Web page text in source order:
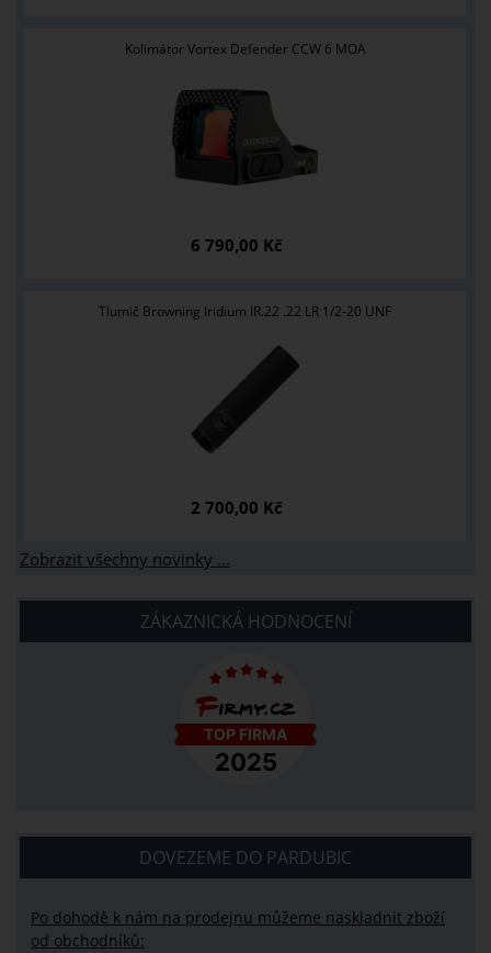
Kolimátor Vortex Defender CCW 6 MOA
6 790,00 Kč
Tlumič Browning Iridium IR.22 .22 LR 1/2-20 UNF
2 700,00 Kč
Zobrazit všechny novinky ...
ZÁKAZNICKÁ HODNOCENÍ
DOVEZEME DO PARDUBIC
Po dohodě k nám na prodejnu můžeme naskladnit zboží
od obchodníků: